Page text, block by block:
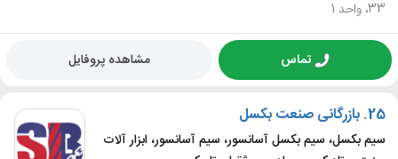
33، واحد 1
تماس مشاهده پروفایل
25. بازرگانی صنعت بکسل
سیم بکسل، سیم بکسل آسانسور، سیم آسانسور، ابزار آلات